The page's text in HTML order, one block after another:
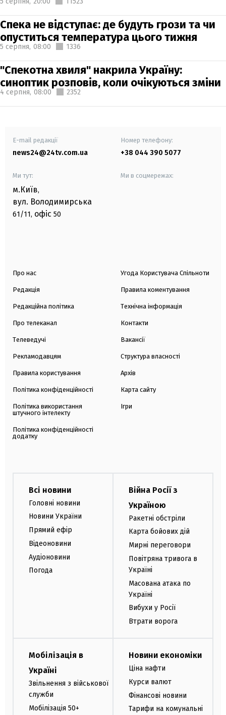
Спека не відступає: де будуть грози та чи
опуститься температура цього тижня
5 серпня, 08:00 1336
"Спекотна хвиля" накрила Україну:
синоптик розповів, коли очікуються зміни
4 серпня, 08:00 2352
E-mail редакції
news24@24tv.com.ua
Номер телефону:
+38 044 390 5077
Ми тут:
м.Київ,
вул. Володимирська
61/11, офіс 50
Ми в соцмережах:
Про нас
Редакція
Редакційна політика
Про телеканал
Телеведучі
Рекламодавцям
Правила користування
Політика конфіденційності
Політика використання
штучного інтелекту
Політика конфіденційності
додатку
Угода Користувача Спільноти
Правила коментування
Технічна інформація
Контакти
Вакансії
Структура власності
Архів
Карта сайту
Ігри
Всі новини
Головні новини
Новини України
Прямий ефір
Відеоновини
Аудіоновини
Погода
Війна Росії з
Україною
Ракетні обстріли
Карта бойових дій
Мирні переговори
Повітряна тривога в
Україні
Масована атака по
Україні
Вибухи у Росії
Втрати ворога
Мобілізація в
Україні
Звільнення з військової
служби
Мобілізація 50+
Новини економіки
Ціна нафти
Курси валют
Фінансові новини
Тарифи на комунальні